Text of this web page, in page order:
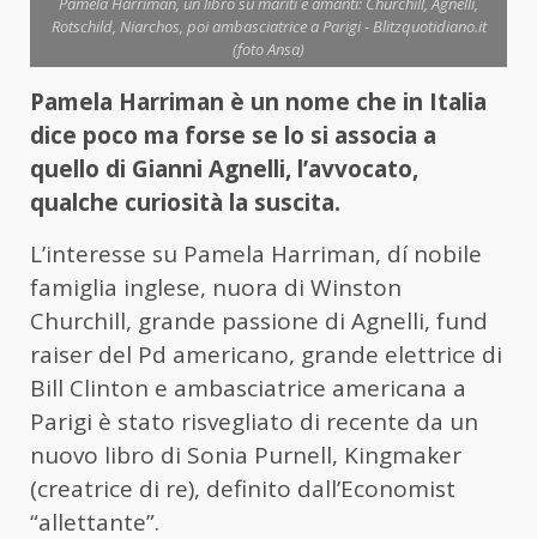
Rotschild, Niarchos, poi ambasciatrice a Parigi - Blitzquotidiano.it
(foto Ansa)
Pamela Harriman è un nome che in Italia
dice poco ma forse se lo si associa a
quello di Gianni Agnelli, l’avvocato,
qualche curiosità la suscita.
L’interesse su Pamela Harriman, dí nobile
famiglia inglese, nuora di Winston
Churchill, grande passione di Agnelli, fund
raiser del Pd americano, grande elettrice di
Bill Clinton e ambasciatrice americana a
Parigi è stato risvegliato di recente da un
nuovo libro di Sonia Purnell, Kingmaker
(creatrice di re), definito dall’Economist
“allettante”.